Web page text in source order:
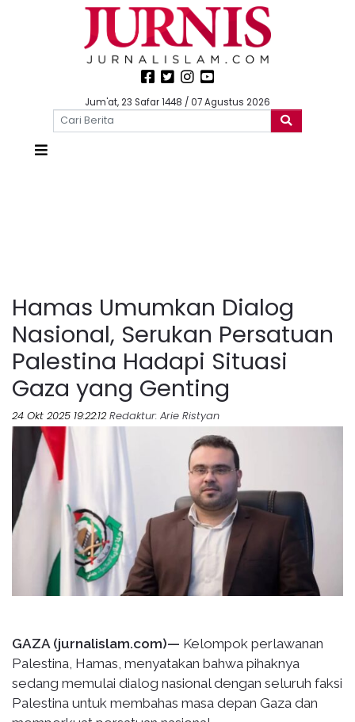
Jum'at, 23 Safar 1448 / 07 Agustus 2026
Hamas Umumkan Dialog
Nasional, Serukan Persatuan
Palestina Hadapi Situasi
Gaza yang Genting
24 Okt 2025 19:22:12 Redaktur: Arie Ristyan
GAZA (jurnalislam.com)— Kelompok perlawanan
Palestina, Hamas, menyatakan bahwa pihaknya
sedang memulai dialog nasional dengan seluruh faksi
Palestina untuk membahas masa depan Gaza dan